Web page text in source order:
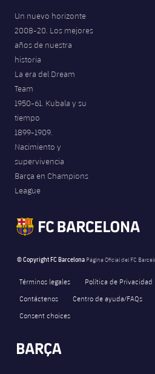
Un nuevo horizonte
2008-20. Los mejores
años de nuestra
historia
La era del Dream
Team
1950-61. Kubala y su
tiempo
1899-1909.
Nacimiento y
supervivencia
Barça en Champions
League
© Copyright FC Barcelona Página Oficial del FC
Términos legales Política de Privacidad
Contáctenos
Centro de ayuda/FAQs
Consent choices